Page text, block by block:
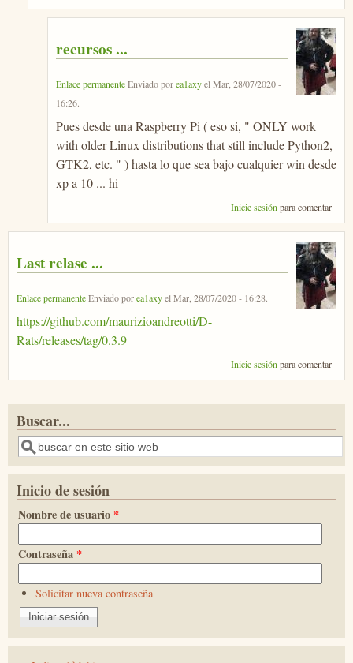
recursos ...
Enlace permanenteEnviado porea1axyelMar, 28/07/2020 -
16:26.
Pues desde una Raspberry Pi ( eso si, " ONLY work
with older Linux distributions that still include Python2,
GTK2, etc. " ) hasta lo que sea bajo cualquier win desde
xp a 10 ... hi
Inicie sesión para comentar
Last relase ...
Enlace permanenteEnviado porea1axyelMar, 28/07/2020 - 16:28.
https://github.com/maurizioandreotti/D-
Rats/releases/tag/0.3.9
Inicie sesiónpara comentar
Buscar...
Buscar
Inicio de sesión
Nombre de usuario *
Contraseña *
Solicitar nueva contraseña